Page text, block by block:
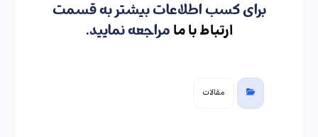
برای کسب اطلاعات بیشتر به قسمت
ارتباط با مامراجعه نمایید.
مقالات